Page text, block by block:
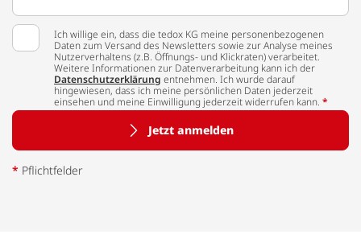
Ich willige ein, dass die tedox KG meine personenbezogenen
Daten zum Versand des Newsletters sowie zur Analyse meines
Nutzerverhaltens (z.B. Öffnungs- und Klickraten) verarbeitet.
Weitere Informationen zur Datenverarbeitung kann ich der
Datenschutzerklärung entnehmen. Ich wurde darauf
hingewiesen, dass ich meine persönlichen Daten jederzeit
einsehen und meine Einwilligung jederzeit widerrufen kann. *
Jetzt anmelden
* Pflichtfelder